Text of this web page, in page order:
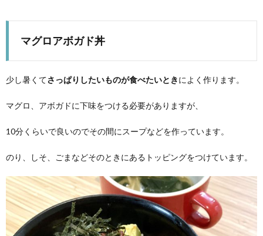
マグロアボガド丼
少し暑くてさっぱりしたいものが食べたいときによく作ります。
マグロ、アボガドに下味をつける必要がありますが、
10分くらいで良いのでその間にスープなどを作っています。
のり、しそ、ごまなどそのときにあるトッピングをつけています。